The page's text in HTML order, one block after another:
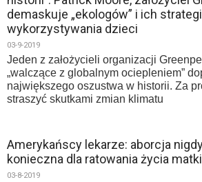
demaskuje „ekologów” i ich
wykorzystywania dzieci
03-9-2019
Jeden z założycieli organizacji
„walczące z globalnym ociepleniem”
największego oszustwa w historii. Za
straszyć skutkami zmian klimatu
Amerykańscy lekarze: aborcja
konieczna dla ratowania życia matki
03-8-2019